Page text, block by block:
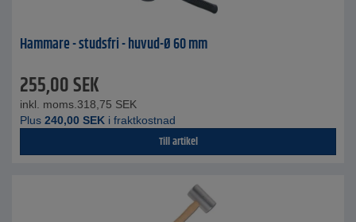
Hammare - studsfri - huvud-Ø 60 mm
255,00SEK
inkl. moms. 318,75 SEK
Plus 240,00 SEK i fraktkostnad
Till artikel